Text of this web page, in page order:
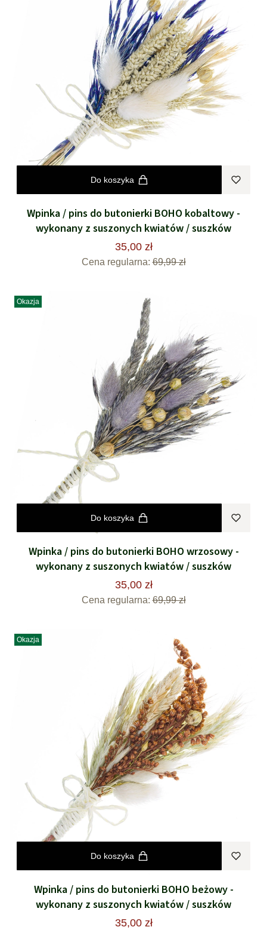
Do koszyka
Wpinka / pins do butonierki BOHO kobaltowy -
wykonany z suszonych kwiatów / suszków
35,00 zł
Cena regularna: 69,99 zł
Okazja
Do koszyka
Wpinka / pins do butonierki BOHO wrzosowy -
wykonany z suszonych kwiatów / suszków
35,00 zł
Cena regularna: 69,99 zł
Okazja
Do koszyka
Wpinka / pins do butonierki BOHO beżowy -
wykonany z suszonych kwiatów / suszków
35,00 zł